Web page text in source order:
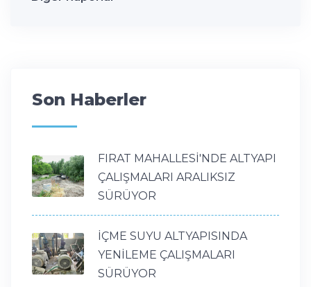
Son Haberler
FIRAT MAHALLESİ'NDE ALTYAPI
ÇALIŞMALARI ARALIKSIZ
SÜRÜYOR
İÇME SUYU ALTYAPISINDA
YENİLEME ÇALIŞMALARI
SÜRÜYOR